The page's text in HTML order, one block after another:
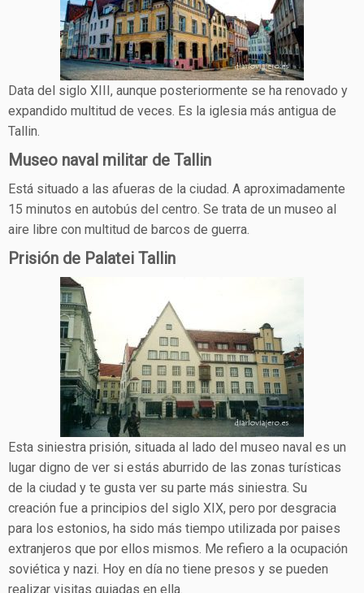
Data del siglo XIII, aunque posteriormente se ha renovado y
expandido multitud de veces. Es la iglesia más antigua de
Tallin.
Museo naval militar de Tallin
Está situado a las afueras de la ciudad. A aproximadamente
15 minutos en autobús del centro. Se trata de un museo al
aire libre con multitud de barcos de guerra.
Prisión de Palatei Tallin
Esta siniestra prisión, situada al lado del museo naval es un
lugar digno de ver si estás aburrido de las zonas turísticas
de la ciudad y te gusta ver su parte más siniestra. Su
creación fue a principios del siglo XIX, pero por desgracia
para los estonios, ha sido más tiempo utilizada por paises
extranjeros que por ellos mismos. Me refiero a la ocupación
soviética y nazi. Hoy en día no tiene presos y se pueden
realizar visitas guiadas en ella.